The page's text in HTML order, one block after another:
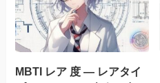
MBTI レア 度 — レアタイ